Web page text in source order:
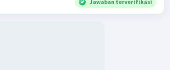
Jawaban terverifikasi